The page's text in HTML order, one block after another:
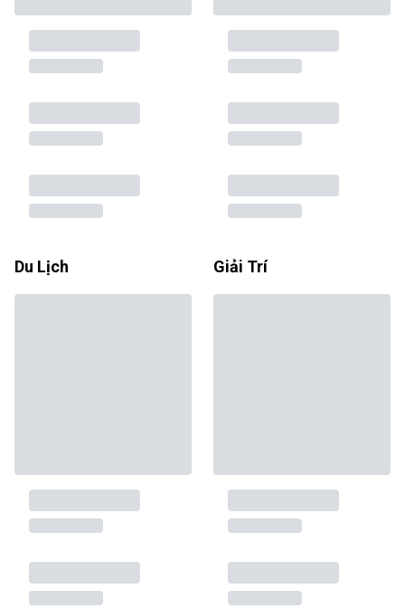
Du Lịch Giải Trí